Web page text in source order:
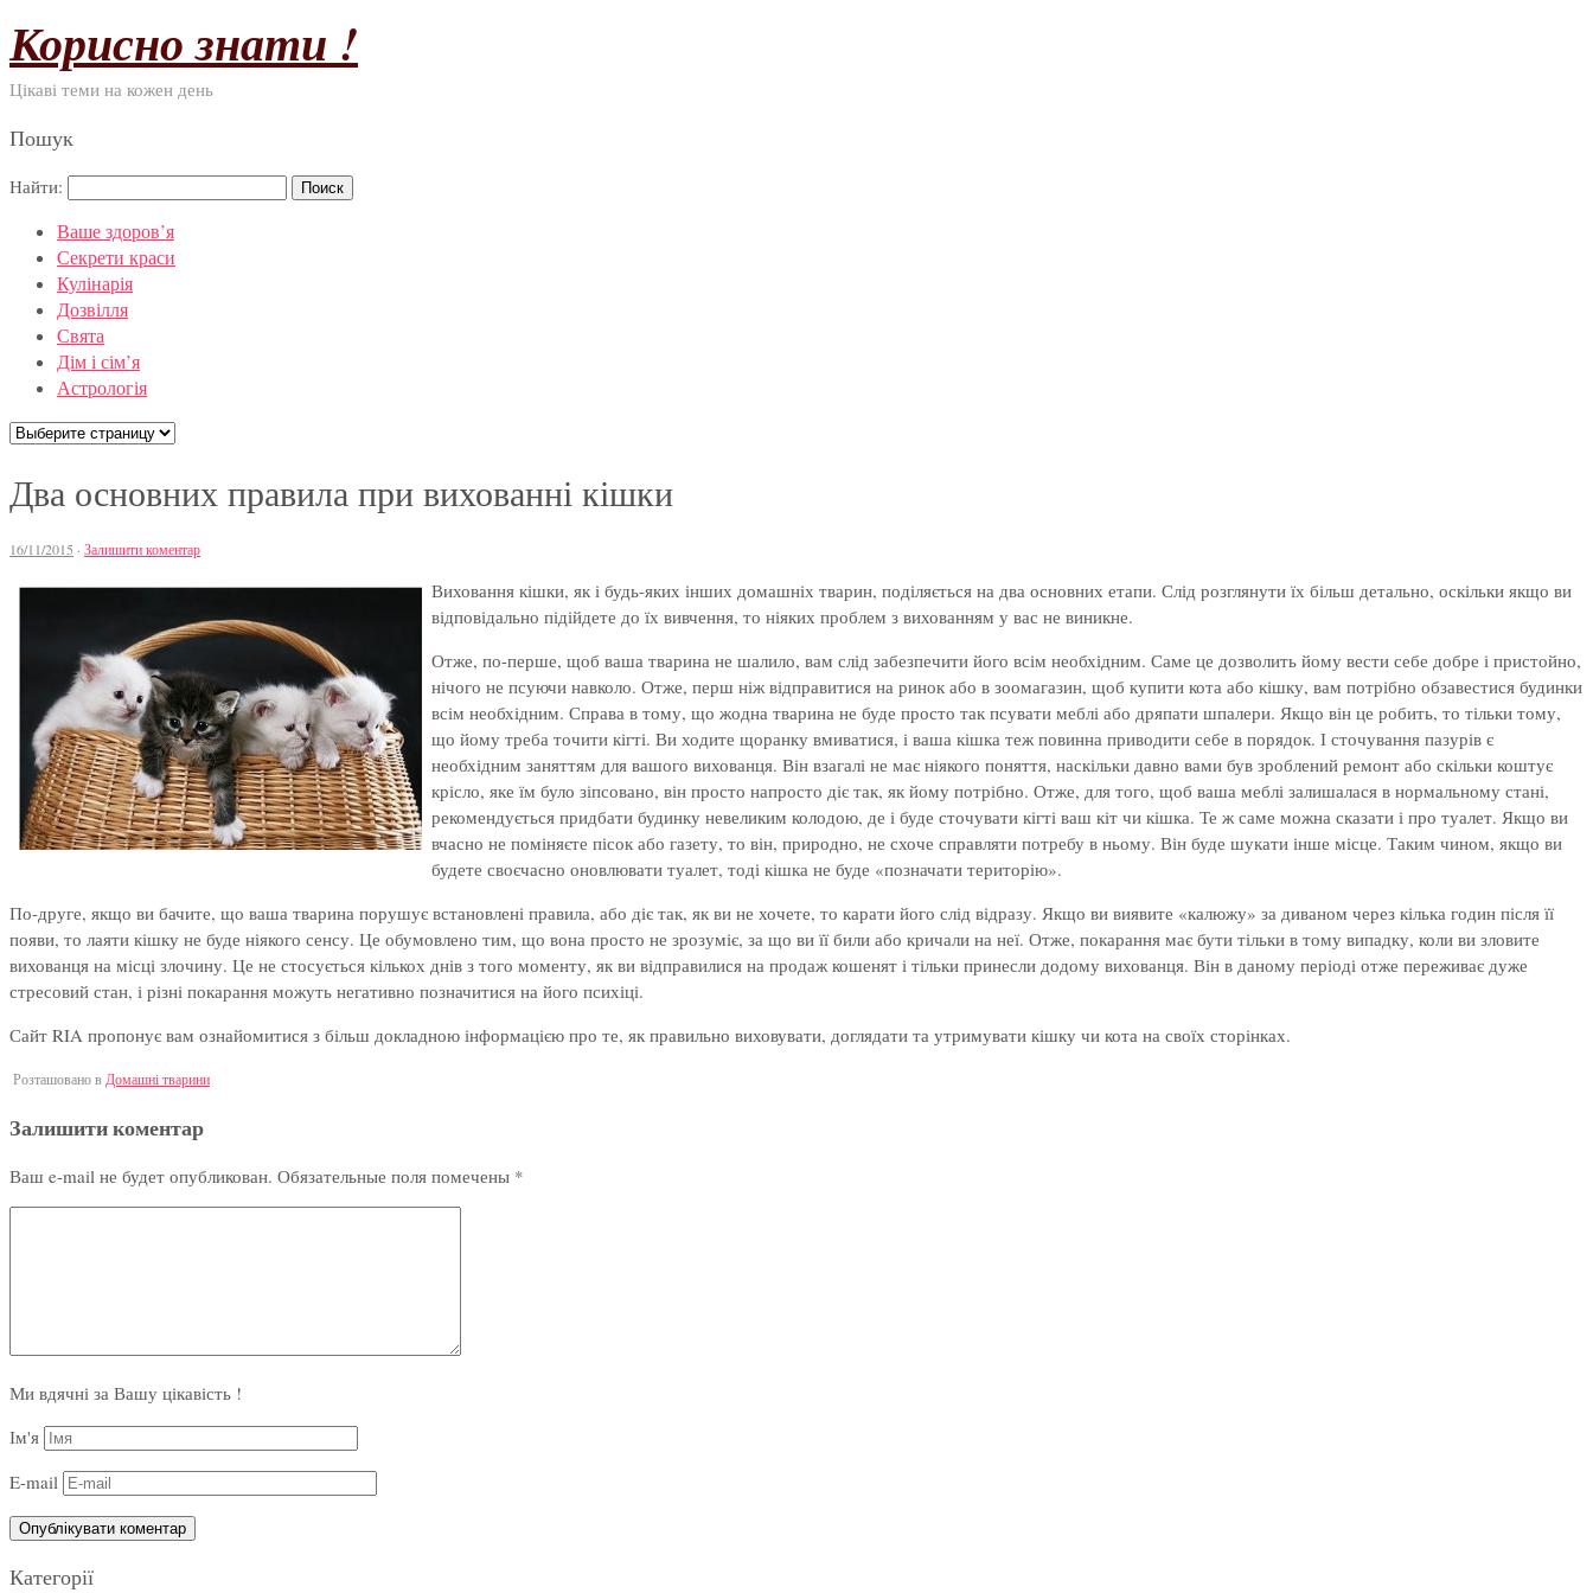
Корисно знати !
Цікаві теми на кожен день
Пошук
Найти:
Ваше здоров’я
Секрети краси
Кулінарія
Дозвілля
Свята
Дім і сім’я
Астрологія
Два основних правила при вихованні кішки
16/11/2015 · Залишити коментар
Виховання кішки, як і будь-яких інших домашніх тварин, поділяється на два основних етапи. Слід розглянути їх більш детально, оскільки якщо ви
відповідально підійдете до їх вивчення, то ніяких проблем з вихованням у вас не виникне.
Отже, по-перше, щоб ваша тварина не шалило, вам слід забезпечити його всім необхідним. Саме це дозволить йому вести себе добре і пристойно,
нічого не псуючи навколо. Отже, перш ніж відправитися на ринок або в зоомагазин, щоб купити кота або кішку, вам потрібно обзавестися будинки
всім необхідним. Справа в тому, що жодна тварина не буде просто так псувати меблі або дряпати шпалери. Якщо він це робить, то тільки тому,
що йому треба точити кігті. Ви ходите щоранку вмиватися, і ваша кішка теж повинна приводити себе в порядок. І сточування пазурів є
необхідним заняттям для вашого вихованця. Він взагалі не має ніякого поняття, наскільки давно вами був зроблений ремонт або скільки коштує
крісло, яке їм було зіпсовано, він просто напросто діє так, як йому потрібно. Отже, для того, щоб ваша меблі залишалася в нормальному стані,
рекомендується придбати будинку невеликим колодою, де і буде сточувати кігті ваш кіт чи кішка. Те ж саме можна сказати і про туалет. Якщо ви
вчасно не поміняєте пісок або газету, то він, природно, не схоче справляти потребу в ньому. Він буде шукати інше місце. Таким чином, якщо ви
будете своєчасно оновлювати туалет, тоді кішка не буде «позначати територію».
По-друге, якщо ви бачите, що ваша тварина порушує встановлені правила, або діє так, як ви не хочете, то карати його слід відразу. Якщо ви виявите «калюжу» за диваном через кілька годин після її
появи, то лаяти кішку не буде ніякого сенсу. Це обумовлено тим, що вона просто не зрозуміє, за що ви її били або кричали на неї. Отже, покарання має бути тільки в тому випадку, коли ви зловите
вихованця на місці злочину. Це не стосується кількох днів з того моменту, як ви відправилися на продаж кошенят і тільки принесли додому вихованця. Він в даному періоді отже переживає дуже
стресовий стан, і різні покарання можуть негативно позначитися на його психіці.
Сайт RIA пропонує вам ознайомитися з більш докладною інформацією про те, як правильно виховувати, доглядати та утримувати кішку чи кота на своїх сторінках.
Розташовано в Домашні тварини
Залишити коментар
Ваш e-mail не будет опубликован. Обязательные поля помечены *
Ми вдячні за Вашу цікавість !
Ім'я
E-mail
Категорії